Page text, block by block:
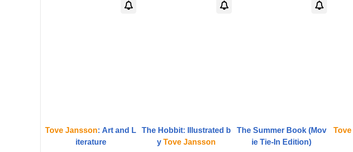
Tove Jansson: Art and L
iterature
The Hobbit: Illustrated b
y Tove Jansson
The Summer Book (Mov
ie Tie-In Edition)
Tove